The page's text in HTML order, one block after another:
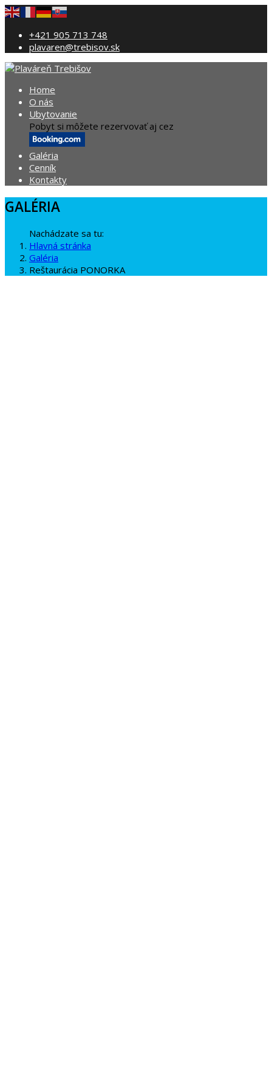
+421 905 713 748
plavaren@trebisov.sk
Home
O nás
Ubytovanie
Pobyt si môžete rezervovať aj cez
Galéria
Cenník
Kontakty
GALÉRIA
Nachádzate sa tu:
Hlavná stránka
Galéria
Reštaurácia PONORKA